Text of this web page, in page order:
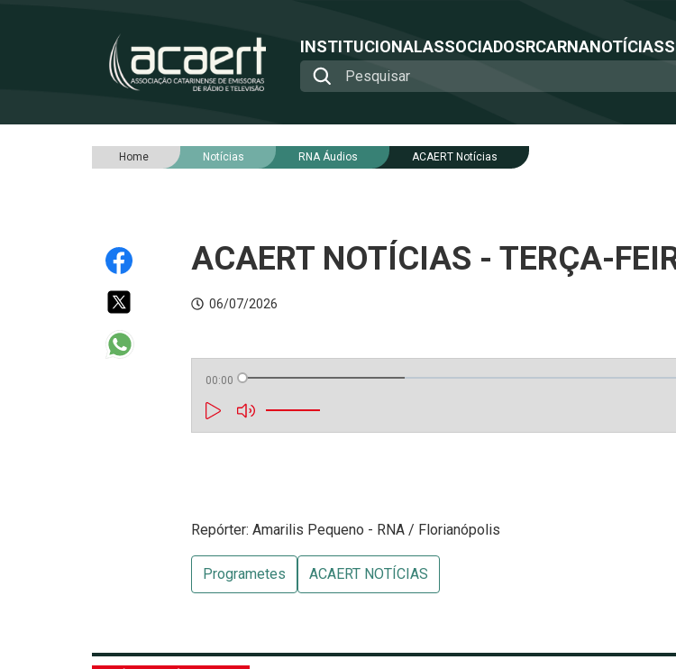
INSTITUCIONALASSOCIADOSRCARNANOTÍCIAS
Home Notícias RNA Áudios ACAERT Notícias
ACAERT NOTÍCIAS - TERÇA-
06/07/2026
00:00
Repórter: Amarilis Pequeno - RNA / Florianópolis
Programetes ACAERT NOTÍCIAS